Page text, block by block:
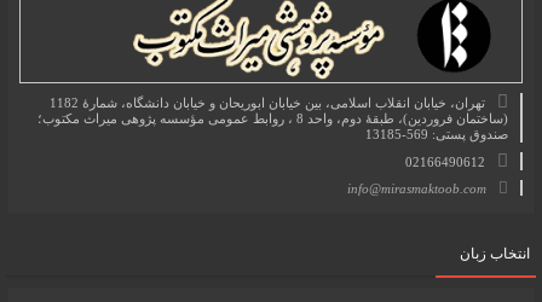
تهران، خیابان انقلاب اسلامی، بین خیابان ابوریحان و خیابان دانشگاه، شمارۀ 1182
(ساختمان فروردین)، طبقۀ دوم، واحد 8 ، روابط عمومی مؤسسه پژوهی میراث مکتوب؛
صندوق پستی: 569-13185
02166490612
info@mirasmaktoob.com
انتخاب زبان